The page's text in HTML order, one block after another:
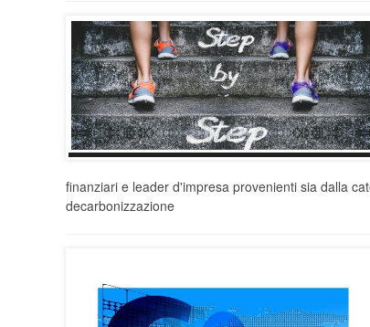
finanziari e leader d'impresa provenienti sia dalla
decarbonizzazione